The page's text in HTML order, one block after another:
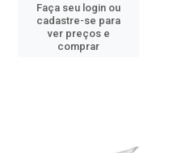
Faça seu login ou
cadastre-se para
ver preços e
comprar